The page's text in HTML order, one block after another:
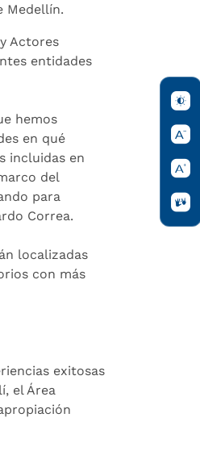
Medellín.
Actores
entidades
hemos
en qué
incluidas en
del
para
Correa.
localizadas
con más
exitosas
el Área